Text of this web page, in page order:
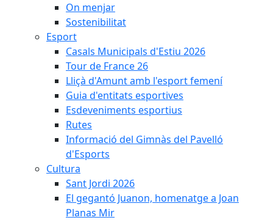
On menjar
Sostenibilitat
Esport
Casals Municipals d'Estiu 2026
Tour de France 26
Lliçà d'Amunt amb l'esport femení
Guia d'entitats esportives
Esdeveniments esportius
Rutes
Informació del Gimnàs del Pavelló
d'Esports
Cultura
Sant Jordi 2026
El gegantó Juanon, homenatge a Joan
Planas Mir